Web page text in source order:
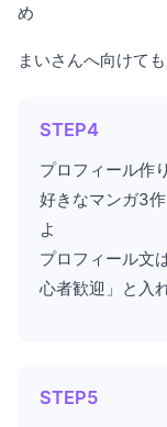
め
まいさんへ向けて
STEP4
プロフィール作
好きなマンガ3
よ
プロフィール文
心者歓迎」と入
STEP5